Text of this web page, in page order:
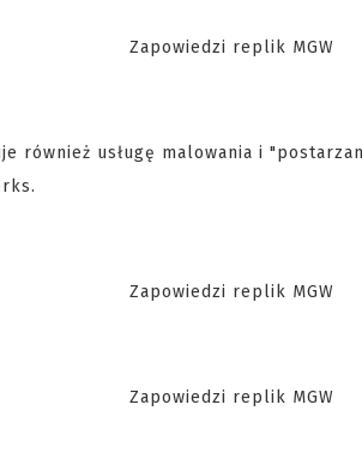
również usługę malowania i